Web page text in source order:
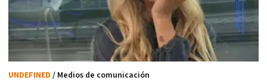
UNDEFINED / Medios de comunicación